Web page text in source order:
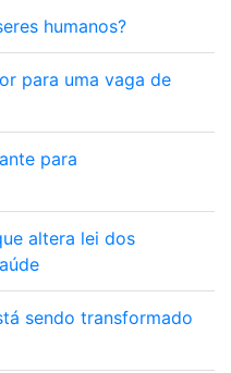
humanos?
para uma vaga de
para
altera lei dos
sendo transformado